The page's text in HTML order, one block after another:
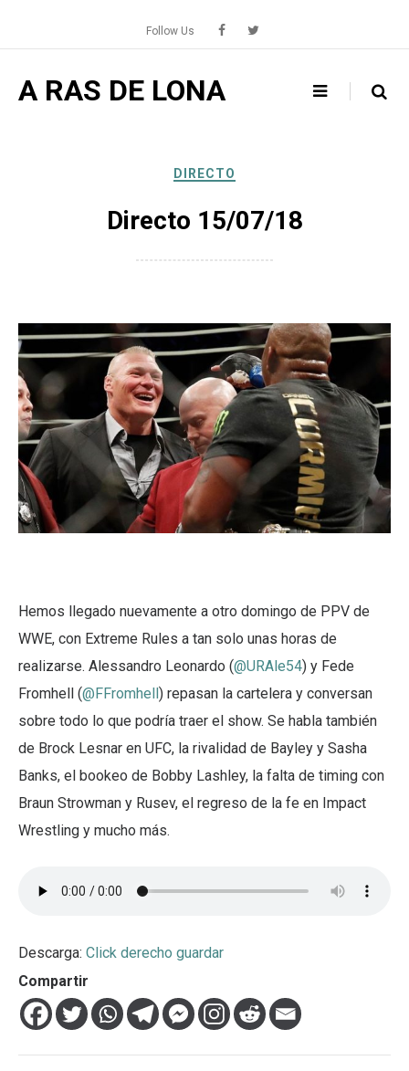
content
Follow Us
A RAS DE LONA
DIRECTO
Directo 15/07/18
Hemos llegado nuevamente a otro domingo de PPV de
WWE, con Extreme Rules a tan solo unas horas de
realizarse. Alessandro Leonardo (@URAle54) y Fede
Fromhell (@FFromhell) repasan la cartelera y conversan
sobre todo lo que podría traer el show. Se habla también
de Brock Lesnar en UFC, la rivalidad de Bayley y Sasha
Banks, el bookeo de Bobby Lashley, la falta de timing con
Braun Strowman y Rusev, el regreso de la fe en Impact
Wrestling y mucho más.
Descarga: Click derecho guardar
Compartir